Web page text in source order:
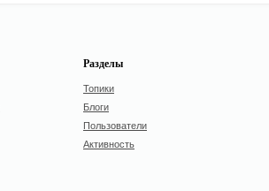
Разделы
Топики
Блоги
Пользователи
Активность